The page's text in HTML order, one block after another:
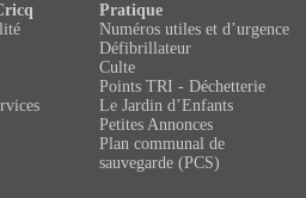
Pratique
Numéros utiles et d’urgence
Défibrillateur
Culte
Points TRI - Déchetterie
Le Jardin d’Enfants
Petites Annonces
Plan communal de
sauvegarde (PCS)